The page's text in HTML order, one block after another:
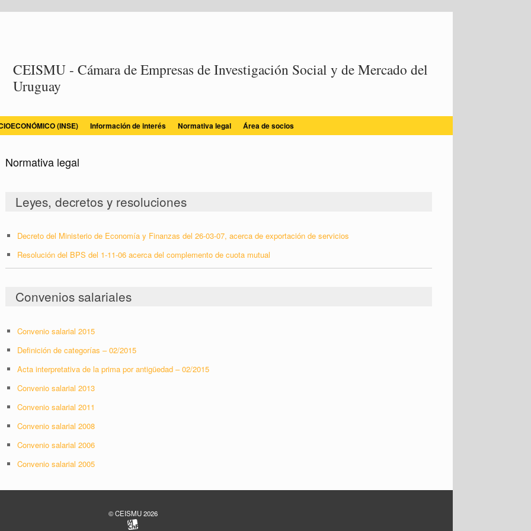
CEISMU - Cámara de Empresas de Investigación Social y de Mercado del
Uruguay
(INSE) Información de interés Normativa legal Área de socios
Normativa legal
Leyes, decretos y resoluciones
Decreto del Ministerio de Economía y Finanzas del 26-03-07, acerca de exportación de servicios
Resolución del BPS del 1-11-06 acerca del complemento de cuota mutual
Convenios salariales
Convenio salarial 2015
Definición de categorías – 02/2015
Acta interpretativa de la prima por antigüedad – 02/2015
Convenio salarial 2013
Convenio salarial 2011
Convenio salarial 2008
Convenio salarial 2006
Convenio salarial 2005
© CEISMU 2026